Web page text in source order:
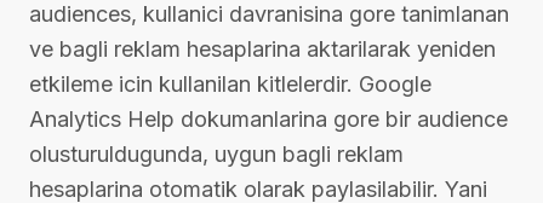
audiences, kullanici davranisina gore tanimlanan
ve bagli reklam hesaplarina aktarilarak yeniden
etkileme icin kullanilan kitlelerdir. Google
Analytics Help dokumanlarina gore bir audience
olusturuldugunda, uygun bagli reklam
hesaplarina otomatik olarak paylasilabilir. Yani